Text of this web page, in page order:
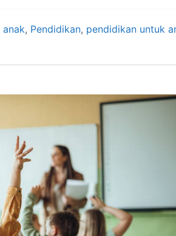
anak, Pendidikan, pendidikan untuk